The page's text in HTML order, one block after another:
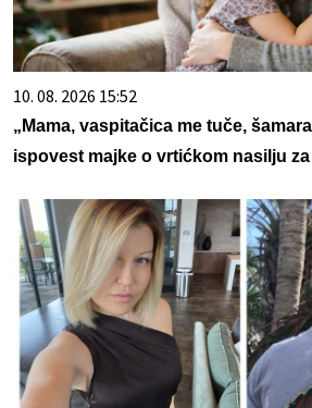
10. 08. 2026 15:52
„Mama, vaspitačica me tuče,
ispovest majke o vrtićkom nasilju